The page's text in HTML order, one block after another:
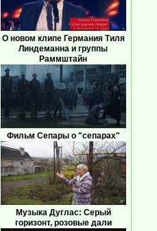
О новом клипе Германия Тиля
Линдеманна и группы
Раммштайн
Фильм Сепары о "сепарах"
Музыка Дуглас: Серый
горизонт, розовые дали